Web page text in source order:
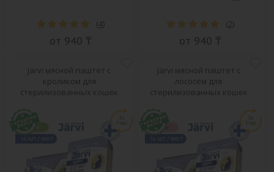
(4)
от 940 ₸
(2)
от 940 ₸
Jarvi мясной паштет с
кроликом для
стерилизованных кошек
Jarvi мясной паштет с
лососем для
стерилизованных кошек